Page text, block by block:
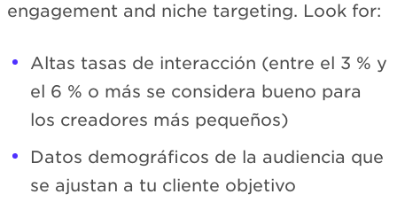
engagement and niche targeting. Look for:
Altas tasas de interacción (entre el 3 % y
el 6 % o más se considera bueno para
los creadores más pequeños)
Datos demográficos de la audiencia que
se ajustan a tu cliente objetivo